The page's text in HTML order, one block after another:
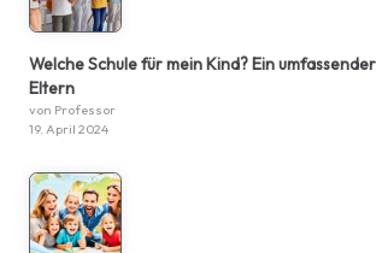
Welche Schule für mein Kind? Ein
Eltern
von Professor
19. April 2024